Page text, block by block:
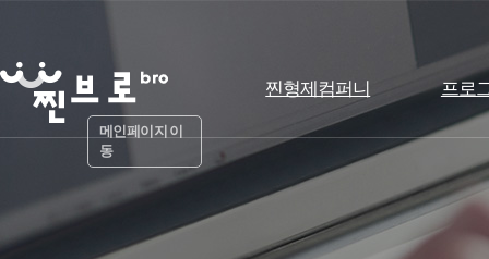
메인페이지 이
동
찐형제컴퍼니 프로